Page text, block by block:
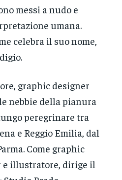
messi a nudo e
umana.
celebra il suo nome,
graphic designer
nebbie della pianura
peregrinare tra
e Reggio Emilia, dal
Come graphic
e illustratore, dirige il